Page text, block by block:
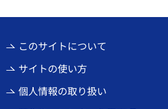
このサイトについて
サイトの使い方
個人情報の取り扱い